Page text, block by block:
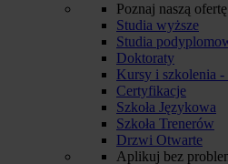
Poznaj naszą ofertę
Studia wyższe
Studia
Doktoraty
Kursy i szkolenia -
Certyfikacje
Szkoła Językowa
Szkoła Trenerów
Drzwi Otwarte
Aplikuj bez